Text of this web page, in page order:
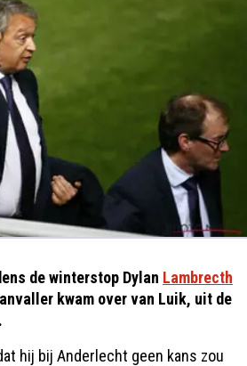
de winterstop Dylan Lambrecth
kwam over van Luik, uit de
hij bij Anderlecht geen kans zou